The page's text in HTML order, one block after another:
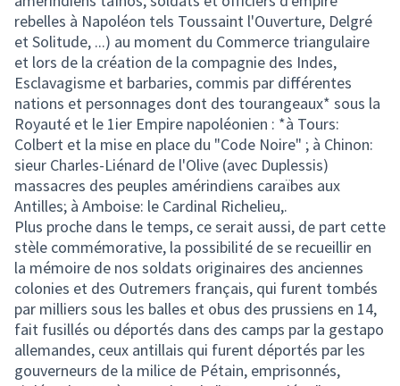
rebelles à Napoléon tels Toussaint l'Ouverture, Delgré
et Solitude, ...) au moment du Commerce triangulaire
et lors de la création de la compagnie des Indes,
Esclavagisme et barbaries, commis par différentes
nations et personnages dont des tourangeaux* sous la
Royauté et le 1ier Empire napoléonien : *à Tours:
Colbert et la mise en place du "Code Noire" ; à Chinon:
sieur Charles-Liénard de l'Olive (avec Duplessis)
massacres des peuples amérindiens caraïbes aux
Antilles; à Amboise: le Cardinal Richelieu,.
Plus proche dans le temps, ce serait aussi, de part cette
stèle commémorative, la possibilité de se recueillir en
la mémoire de nos soldats originaires des anciennes
colonies et des Outremers français, qui furent tombés
par milliers sous les balles et obus des prussiens en 14,
fait fusillés ou déportés dans des camps par la gestapo
allemandes, ceux antillais qui furent déportés par les
gouverneurs de la milice de Pétain, emprisonnés,